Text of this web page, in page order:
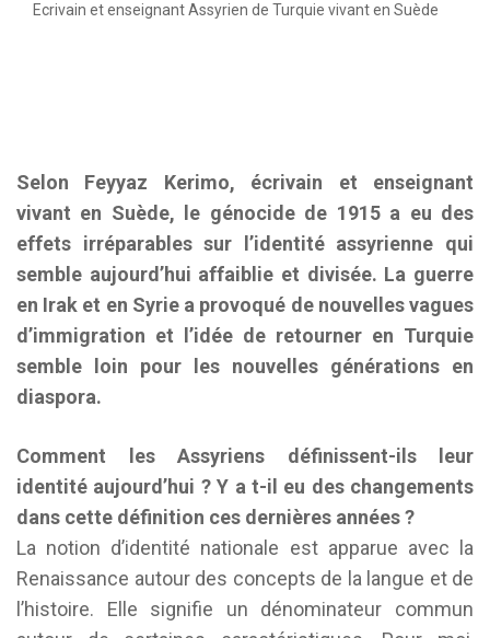
Ecrivain et enseignant Assyrien de Turquie vivant en Suède
Selon Feyyaz Kerimo, écrivain et enseignant
vivant en Suède, le génocide de 1915 a eu des
effets irréparables sur l’identité assyrienne qui
semble aujourd’hui affaiblie et divisée. La guerre
en Irak et en Syrie a provoqué de nouvelles vagues
d’immigration et l’idée de retourner en Turquie
semble loin pour les nouvelles générations en
diaspora.
Comment les Assyriens définissent-ils leur
identité aujourd’hui ? Y a t-il eu des changements
dans cette définition ces dernières années ?
La notion d’identité nationale est apparue avec la
Renaissance autour des concepts de la langue et de
l’histoire. Elle signifie un dénominateur commun